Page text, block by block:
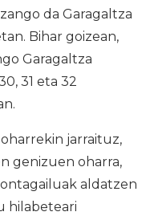
da Garagaltza
Bihar goizean,
Garagaltza
31 eta 32
jarraituz,
genizuen oharra,
aldatzen
hilabeteari